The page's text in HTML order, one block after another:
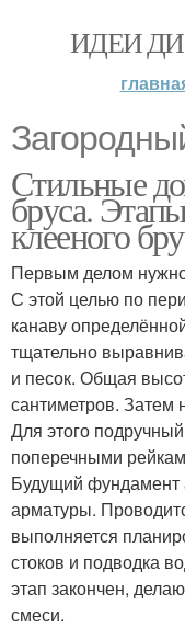
ИДЕИ
Стильные
бруса.
клееного
Первым делом
С этой целью по
канаву
тщательно
и песок. Общая
сантиметров. Затем
Для этого
поперечными
Будущий фундамент
арматуры.
выполняется
стоков и подводка
этап закончен,
смеси.